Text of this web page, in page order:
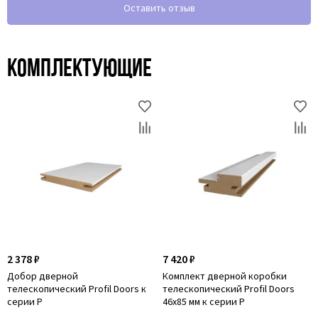
Оставить отзыв
Комплектующие
2 378 ₽
Добор дверной
телескопический Profil Doors к
серии P
7 420 ₽
Комплект дверной коробки
телескопический Profil Doors
46x85 мм к серии P